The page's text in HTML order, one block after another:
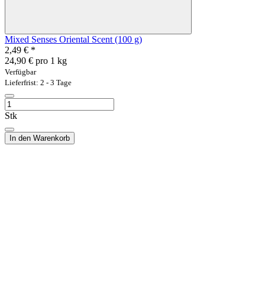
Mixed Senses Oriental Scent (100 g)
2,49 € *
24,90 € pro 1 kg
Verfügbar
Lieferfrist: 2 - 3 Tage
Stk
In den Warenkorb